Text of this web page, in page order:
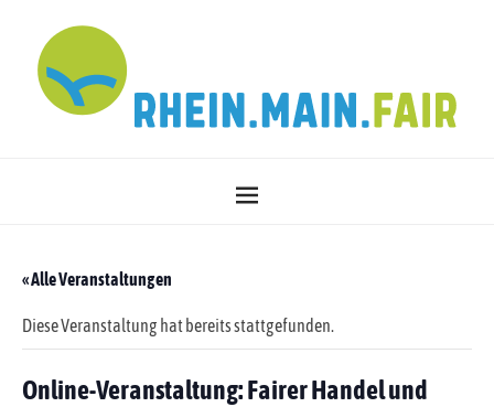
« Alle Veranstaltungen
Diese Veranstaltung hat bereits stattgefunden.
Online-Veranstaltung: Fairer Handel und